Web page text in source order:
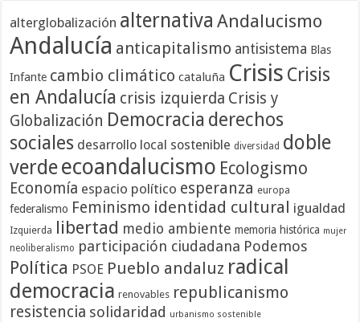
alterglobalización alternativa Andalucismo
Andalucía anticapitalismo antisistema Blas
Infante cambio climático cataluña Crisis Crisis
en Andalucía crisis izquierda Crisis y
Globalización Democracia derechos
sociales desarrollo local sostenible diversidad doble
verdeecoandalucismo Ecologismo
Economía espacio político esperanza europa
federalismo Feminismo identidad cultural igualdad
Izquierda libertad medio ambiente memoria histórica mujer
neoliberalismo participación ciudadana Podemos
Política PSOE Pueblo andaluz radical
democracia renovables republicanismo
resistencia solidaridad urbanismo sostenible